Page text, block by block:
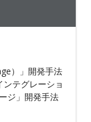
）」開発手法
テグレーショ
ジ」開発手法